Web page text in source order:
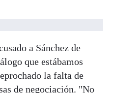
a Sánchez de
que estábamos
la falta de
de negociación. "No